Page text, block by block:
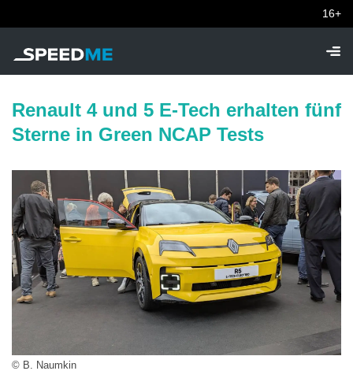
16+
Renault 4 und 5 E-Tech erhalten fünf
Sterne in Green NCAP Tests
© B. Naumkin